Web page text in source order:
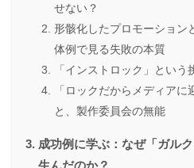
せない？
形骸化したプロモーショ
体例で見る失敗の本質
「インストロック」とい
「ロックだからメディアに
と、製作委員会の無能
成功例に学ぶ：なぜ「ガル
生んだのか？